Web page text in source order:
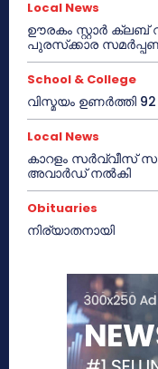
Local News
ഊരകം സ്റ്റാർ ക്ലബ്
പുരസ്‌ക്കാര
School & College
വിസ്മയം ഉണർത്തി
Local News
കാറളം സർവ്വീസ്
അവാർഡ് നൽകി
Obituaries
നിര്യാതനായി